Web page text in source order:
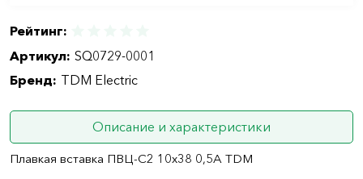
Рейтинг:
Артикул: SQ0729-0001
Бренд: TDM Electric
Описание и характеристики
Плавкая вставка ПВЦ-С2 10х38 0,5А TDM